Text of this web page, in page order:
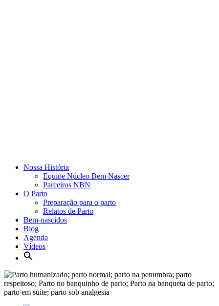
Nossa História
Equipe Núcleo Bem Nascer
Parceiros NBN
O Parto
Preparação para o parto
Relatos de Parto
Bem-nascidos
Blog
Agenda
Vídeos